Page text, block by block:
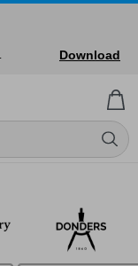
Download